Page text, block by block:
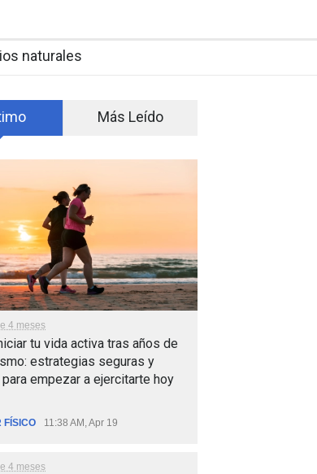
naturales
Más Leído
4 meses
tu vida activa tras años de
estrategias seguras y
empezar a ejercitarte hoy
FÍSICO 11:38 AM, Apr 19
4 meses